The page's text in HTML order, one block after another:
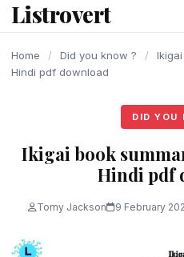
content
Listrovert
Home / Did you know ? /
Hindi pdf download
DID YOU
Ikigai book
Hindi pdf
Tomy Jackson 9 February